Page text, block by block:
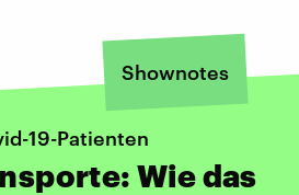
Shownotes
19-Patienten
Wie das